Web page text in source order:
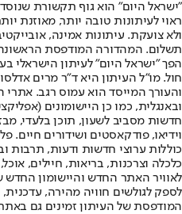
"ישראל היום" הוא גוף תקשורת
ראוי לעיתונות טובה יותר, מאוזנת
ולא צועקת. עיתונות אמינה,
הפך "ישראל היום" לעיתון הישראלי
חול. מו"ל העיתון היא ד"ר מרים
והעורך המייסד הוא עמוס רגב.
חדשות מסביב לשעון, תוכן בלעדי,
וידיאו, פודקאסטים ושידורים חיים.
כוללות ערוצי חדשות ודעות, תרבות
לאוויר האתר החדש והיישומון
לספק לגולשים חוויה מהירה,
המודפסת של העיתון זמינים גם